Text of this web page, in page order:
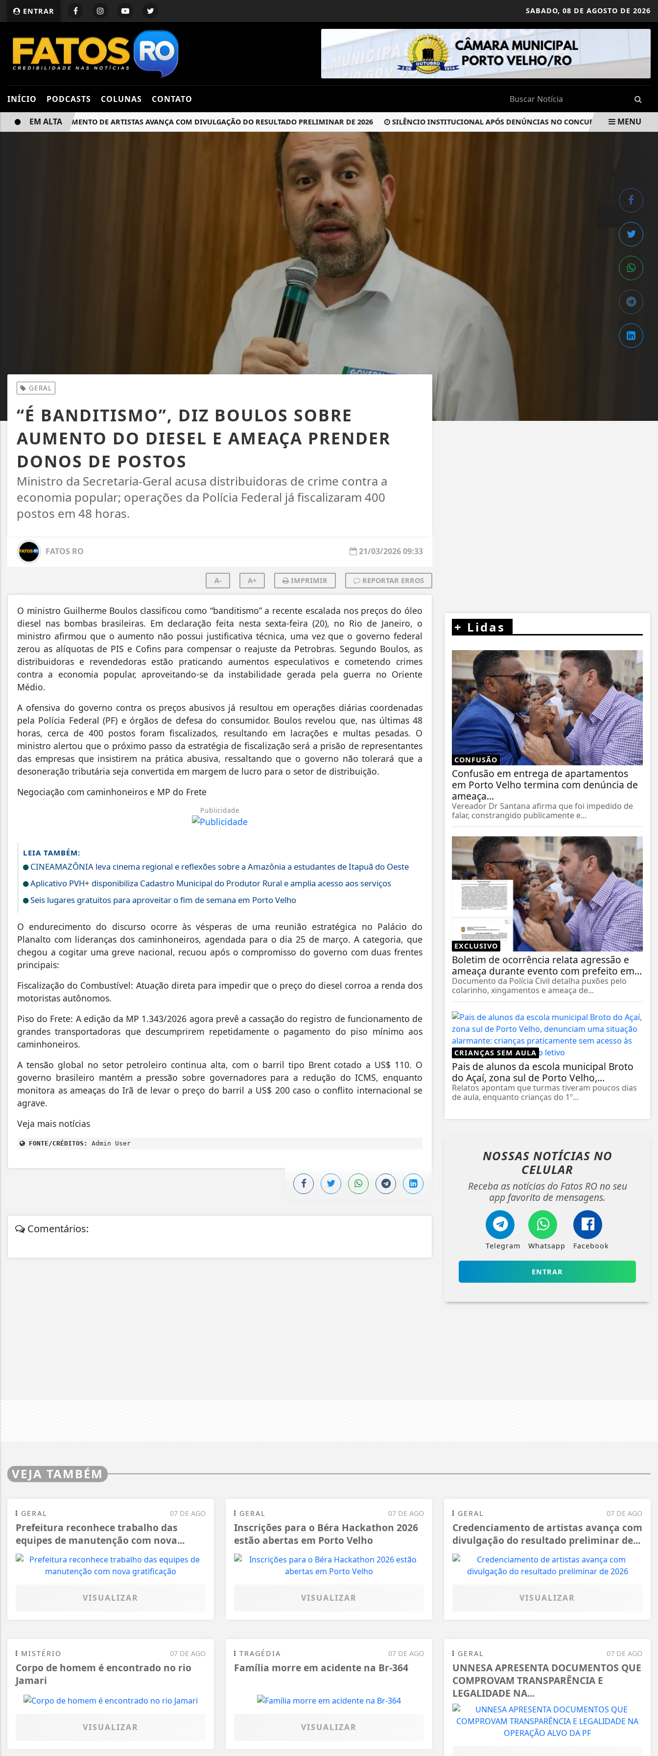
ENTRAR SABADO, 08 DE AGOSTO DE 2026
INÍCIO PODCASTS COLUNAS CONTATO
CREDENCIAMENTO DE ARTISTAS AVANÇA COM DIVULGAÇÃO DO RESULTADO PRELIMINAR DE 2026 SILÊNCIO INSTITUCIONAL APÓS DENÚNCIAS NO CONCURSO DA CÂMARA
EM ALTA MENU
GERAL
“É BANDITISMO”, DIZ BOULOS SOBRE
AUMENTO DO DIESEL E AMEAÇA PRENDER
DONOS DE POSTOS
Ministro da Secretaria-Geral acusa distribuidoras de crime contra a
economia popular; operações da Polícia Federal já fiscalizaram 400
postos em 48 horas.
FATOS RO 21/03/2026 09:33
A- A+ IMPRIMIR REPORTAR ERROS
O ministro Guilherme Boulos classificou como “banditismo” a recente escalada nos preços do óleo
diesel nas bombas brasileiras. Em declaração feita nesta sexta-feira (20), no Rio de Janeiro, o
ministro afirmou que o aumento não possui justificativa técnica, uma vez que o governo federal
zerou as alíquotas de PIS e Cofins para compensar o reajuste da Petrobras. Segundo Boulos, as
distribuidoras e revendedoras estão praticando aumentos especulativos e cometendo crimes
contra a economia popular, aproveitando-se da instabilidade gerada pela guerra no Oriente
Médio.
A ofensiva do governo contra os preços abusivos já resultou em operações diárias coordenadas
pela Polícia Federal (PF) e órgãos de defesa do consumidor. Boulos revelou que, nas últimas 48
horas, cerca de 400 postos foram fiscalizados, resultando em lacrações e multas pesadas. O
ministro alertou que o próximo passo da estratégia de fiscalização será a prisão de representantes
das empresas que insistirem na prática abusiva, ressaltando que o governo não tolerará que a
desoneração tributária seja convertida em margem de lucro para o setor de distribuição.
Negociação com caminhoneiros e MP do Frete
Publicidade
LEIA TAMBÉM:
CINEAMAZÔNIA leva cinema regional e reflexões sobre a Amazônia a estudantes de Itapuã do Oeste
Aplicativo PVH+ disponibiliza Cadastro Municipal do Produtor Rural e amplia acesso aos serviços
Seis lugares gratuitos para aproveitar o fim de semana em Porto Velho
O endurecimento do discurso ocorre às vésperas de uma reunião estratégica no Palácio do
Planalto com lideranças dos caminhoneiros, agendada para o dia 25 de março. A categoria, que
chegou a cogitar uma greve nacional, recuou após o compromisso do governo com duas frentes
principais:
Fiscalização do Combustível: Atuação direta para impedir que o preço do diesel corroa a renda dos
motoristas autônomos.
Piso do Frete: A edição da MP 1.343/2026 agora prevê a cassação do registro de funcionamento de
grandes transportadoras que descumprirem repetidamente o pagamento do piso mínimo aos
caminhoneiros.
A tensão global no setor petroleiro continua alta, com o barril tipo Brent cotado a US$ 110. O
governo brasileiro mantém a pressão sobre governadores para a redução do ICMS, enquanto
monitora as ameaças do Irã de levar o preço do barril a US$ 200 caso o conflito internacional se
agrave.
Veja mais notícias
FONTE/CRÉDITOS: Admin User
Comentários:
+ Lidas
CONFUSÃO
Confusão em entrega de apartamentos
em Porto Velho termina com denúncia de
ameaça...
Vereador Dr Santana afirma que foi impedido de
falar, constrangido publicamente e...
EXCLUSIVO
Boletim de ocorrência relata agressão e
ameaça durante evento com prefeito em...
Documento da Polícia Civil detalha puxões pelo
colarinho, xingamentos e ameaça de...
CRIANÇAS SEM AULA
Pais de alunos da escola municipal Broto
do Açaí, zona sul de Porto Velho,...
Relatos apontam que turmas tiveram poucos dias
de aula, enquanto crianças do 1º...
NOSSAS NOTÍCIAS NO
CELULAR
Receba as notícias do Fatos RO no seu
app favorito de mensagens.
Telegram Whatsapp Facebook
ENTRAR
VEJA TAMBÉM
07 DE AGO
GERAL
Prefeitura reconhece trabalho das
equipes de manutenção com nova...
VISUALIZAR
07 DE AGO
GERAL
Inscrições para o Béra Hackathon 2026
estão abertas em Porto Velho
VISUALIZAR
07 DE AGO
GERAL
Credenciamento de artistas avança com
divulgação do resultado preliminar de...
VISUALIZAR
07 DE AGO
MISTÉRIO
Corpo de homem é encontrado no rio
Jamari
VISUALIZAR
07 DE AGO
TRAGÉDIA
Família morre em acidente na Br-364
VISUALIZAR
07 DE AGO
GERAL
UNNESA APRESENTA DOCUMENTOS QUE
COMPROVAM TRANSPARÊNCIA E
LEGALIDADE NA...